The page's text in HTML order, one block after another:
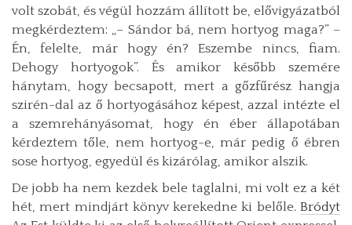
volt szobát, és végül hozzám állított be, elővigyázatból
megkérdeztem: „– Sándor bá, nem hortyog maga?” –
Én, felelte, már hogy én? Eszembe nincs, fiam.
Dehogy hortyogok”. És amikor később szemére
hánytam, hogy becsapott, mert a gőzfűrész hangja
szirén-dal az ő hortyogásához képest, azzal intézte el
a szemrehányásomat, hogy én éber állapotában
kérdeztem tőle, nem hortyog-e, már pedig ő ébren
sose hortyog, egyedül és kizárólag, amikor alszik.
De jobb ha nem kezdek bele taglalni, mi volt ez a két
hét, mert mindjárt könyv kerekedne ki belőle. Bródyt